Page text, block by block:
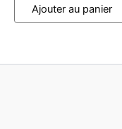
Ajouter au panier